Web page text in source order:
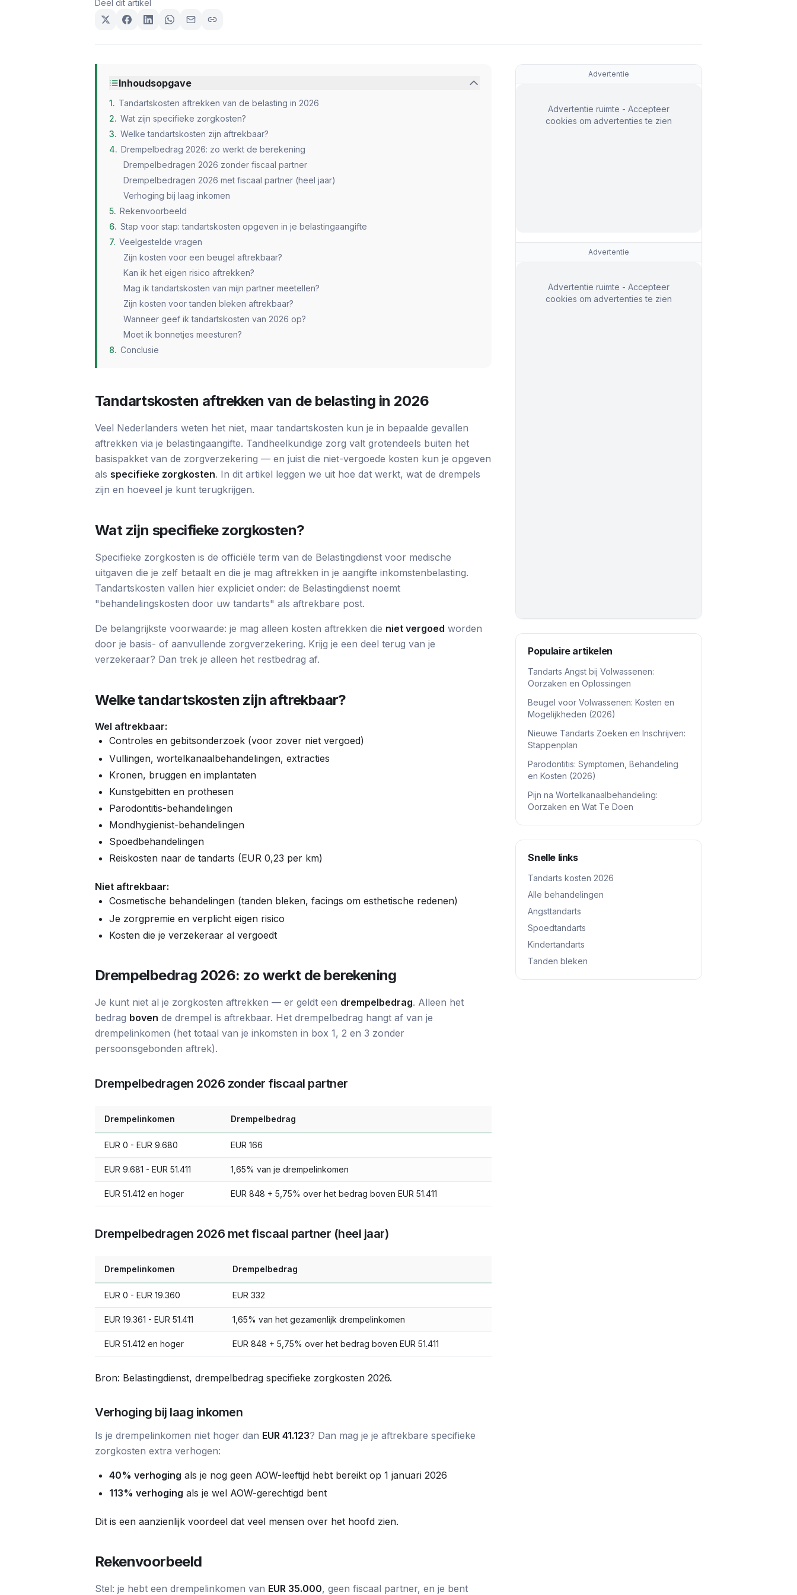
Deel dit artikel
Inhoudsopgave
1. Tandartskosten aftrekken van de belasting in 2026
2. Wat zijn specifieke zorgkosten?
3. Welke tandartskosten zijn aftrekbaar?
4. Drempelbedrag 2026: zo werkt de berekening
Drempelbedragen 2026 zonder fiscaal partner
Drempelbedragen 2026 met fiscaal partner (heel jaar)
Verhoging bij laag inkomen
5. Rekenvoorbeeld
6. Stap voor stap: tandartskosten opgeven in je belastingaangifte
7. Veelgestelde vragen
Zijn kosten voor een beugel aftrekbaar?
Kan ik het eigen risico aftrekken?
Mag ik tandartskosten van mijn partner meetellen?
Zijn kosten voor tanden bleken aftrekbaar?
Wanneer geef ik tandartskosten van 2026 op?
Moet ik bonnetjes meesturen?
8. Conclusie
Tandartskosten aftrekken van de belasting in 2026
Veel Nederlanders weten het niet, maar tandartskosten kun je in bepaalde gevallen
aftrekken via je belastingaangifte. Tandheelkundige zorg valt grotendeels buiten het
basispakket van de zorgverzekering — en juist die niet-vergoede kosten kun je opgeven
als specifieke zorgkosten. In dit artikel leggen we uit hoe dat werkt, wat de drempels
zijn en hoeveel je kunt terugkrijgen.
Wat zijn specifieke zorgkosten?
Specifieke zorgkosten is de officiële term van de Belastingdienst voor medische
uitgaven die je zelf betaalt en die je mag aftrekken in je aangifte inkomstenbelasting.
Tandartskosten vallen hier expliciet onder: de Belastingdienst noemt
"behandelingskosten door uw tandarts" als aftrekbare post.
De belangrijkste voorwaarde: je mag alleen kosten aftrekken die niet vergoed worden
door je basis- of aanvullende zorgverzekering. Krijg je een deel terug van je
verzekeraar? Dan trek je alleen het restbedrag af.
Welke tandartskosten zijn aftrekbaar?
Wel aftrekbaar:
Controles en gebitsonderzoek (voor zover niet vergoed)
Vullingen, wortelkanaalbehandelingen, extracties
Kronen, bruggen en implantaten
Kunstgebitten en prothesen
Parodontitis-behandelingen
Mondhygienist-behandelingen
Spoedbehandelingen
Reiskosten naar de tandarts (EUR 0,23 per km)
Niet aftrekbaar:
Cosmetische behandelingen (tanden bleken, facings om esthetische redenen)
Je zorgpremie en verplicht eigen risico
Kosten die je verzekeraar al vergoedt
Drempelbedrag 2026: zo werkt de berekening
Je kunt niet al je zorgkosten aftrekken — er geldt een drempelbedrag. Alleen het
bedrag boven de drempel is aftrekbaar. Het drempelbedrag hangt af van je
drempelinkomen (het totaal van je inkomsten in box 1, 2 en 3 zonder
persoonsgebonden aftrek).
Drempelbedragen 2026 zonder fiscaal partner
Drempelinkomen Drempelbedrag
EUR 0 - EUR 9.680 EUR 166
EUR 9.681 - EUR 51.411 1,65% van je drempelinkomen
EUR 51.412 en hoger EUR 848 + 5,75% over het bedrag boven EUR 51.411
Drempelbedragen 2026 met fiscaal partner (heel jaar)
Drempelinkomen Drempelbedrag
EUR 0 - EUR 19.360 EUR 332
EUR 19.361 - EUR 51.411 1,65% van het gezamenlijk drempelinkomen
EUR 51.412 en hoger EUR 848 + 5,75% over het bedrag boven EUR 51.411
Bron: Belastingdienst, drempelbedrag specifieke zorgkosten 2026.
Verhoging bij laag inkomen
Is je drempelinkomen niet hoger dan EUR 41.123? Dan mag je je aftrekbare specifieke
zorgkosten extra verhogen:
40% verhoging als je nog geen AOW-leeftijd hebt bereikt op 1 januari 2026
113% verhoging als je wel AOW-gerechtigd bent
Dit is een aanzienlijk voordeel dat veel mensen over het hoofd zien.
Rekenvoorbeeld
Stel: je hebt een drempelinkomen van EUR 35.000, geen fiscaal partner, en je bent
Advertentie
Advertentie ruimte - Accepteer
cookies om advertenties te zien
Advertentie
Advertentie ruimte - Accepteer
cookies om advertenties te zien
Populaire artikelen
Tandarts Angst bij Volwassenen:
Oorzaken en Oplossingen
Beugel voor Volwassenen: Kosten en
Mogelijkheden (2026)
Nieuwe Tandarts Zoeken en Inschrijven:
Stappenplan
Parodontitis: Symptomen, Behandeling
en Kosten (2026)
Pijn na Wortelkanaalbehandeling:
Oorzaken en Wat Te Doen
Snelle links
Tandarts kosten 2026
Alle behandelingen
Angsttandarts
Spoedtandarts
Kindertandarts
Tanden bleken